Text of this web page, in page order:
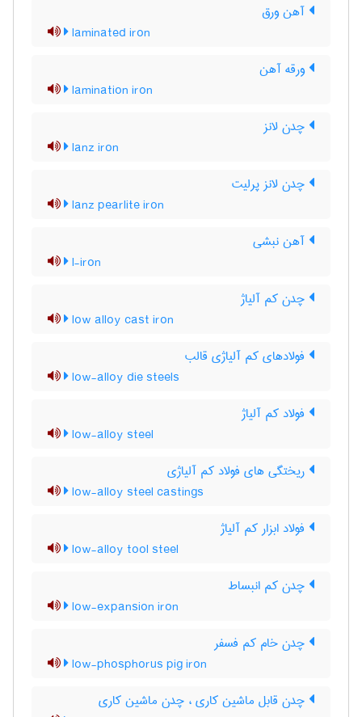
آهن ورق
laminated iron
ورقه آهن
lamination iron
چدن لانز
lanz iron
چدن لانز پرلیت
lanz pearlite iron
آهن نبشی
l-iron
چدن کم آلیاژ
low alloy cast iron
فولادهای کم آلیاژی قالب
low-alloy die steels
فولاد کم آلیاژ
low-alloy steel
ریختگی های فولاد کم آلیاژی
low-alloy steel castings
فولاد ابزار کم آلیاژ
low-alloy tool steel
چدن کم انبساط
low-expansion iron
چدن خام کم فسفر
low-phosphorus pig iron
چدن قابل ماشین کاری ، چدن ماشین کاری